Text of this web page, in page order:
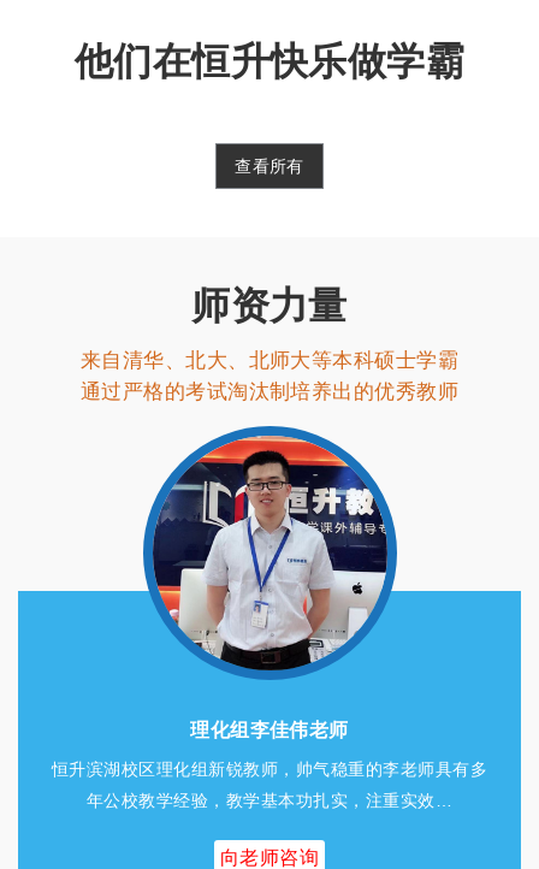
他们在恒升快乐做学霸
查看所有
师资力量
来自清华、北大、北师大等本科硕士学霸
通过严格的考试淘汰制培养出的优秀教师
理化组李佳伟老师
恒升滨湖校区理化组新锐教师，帅气稳重的李老师具有多
年公校教学经验，教学基本功扎实，注重实效…
向老师咨询